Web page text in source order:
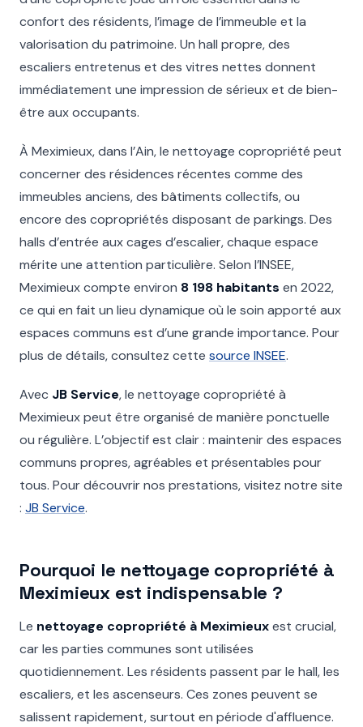
confort des résidents, l’image de l’immeuble et la
valorisation du patrimoine. Un hall propre, des
escaliers entretenus et des vitres nettes donnent
immédiatement une impression de sérieux et de bien-
être aux occupants.
À Meximieux, dans l’Ain, le nettoyage copropriété peut
concerner des résidences récentes comme des
immeubles anciens, des bâtiments collectifs, ou
encore des copropriétés disposant de parkings. Des
halls d’entrée aux cages d’escalier, chaque espace
mérite une attention particulière. Selon l’INSEE,
Meximieux compte environ 8 198 habitants en 2022,
ce qui en fait un lieu dynamique où le soin apporté aux
espaces communs est d’une grande importance. Pour
plus de détails, consultez cette source INSEE.
Avec JB Service, le nettoyage copropriété à
Meximieux peut être organisé de manière ponctuelle
ou régulière. L’objectif est clair : maintenir des espaces
communs propres, agréables et présentables pour
tous. Pour découvrir nos prestations, visitez notre site
: JB Service.
Pourquoi le nettoyage copropriété à
Meximieux est indispensable ?
Le nettoyage copropriété à Meximieuxest crucial,
car les parties communes sont utilisées
quotidiennement. Les résidents passent par le hall, les
escaliers, et les ascenseurs. Ces zones peuvent se
salissent rapidement, surtout en période d'affluence.